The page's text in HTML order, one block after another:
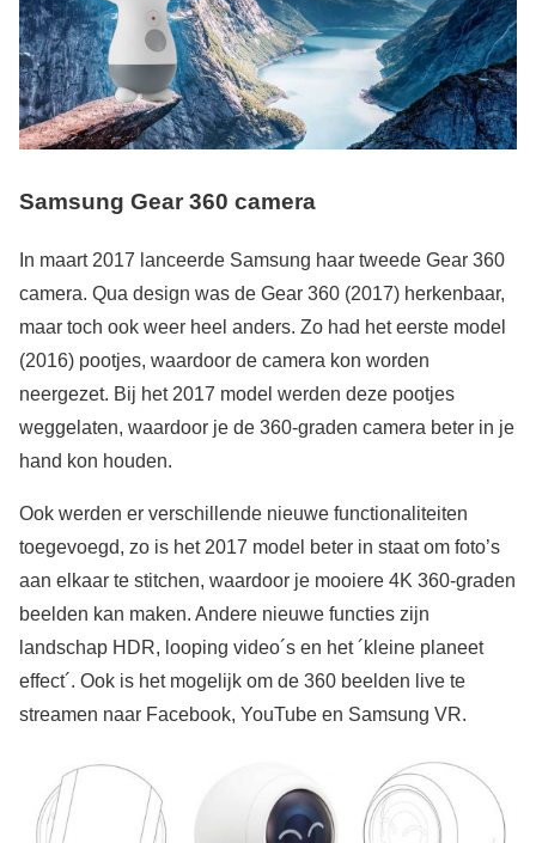
Samsung Gear 360 camera
In maart 2017 lanceerde Samsung haar tweede Gear 360
camera. Qua design was de Gear 360 (2017) herkenbaar,
maar toch ook weer heel anders. Zo had het eerste model
(2016) pootjes, waardoor de camera kon worden
neergezet. Bij het 2017 model werden deze pootjes
weggelaten, waardoor je de 360-graden camera beter in je
hand kon houden.
Ook werden er verschillende nieuwe functionaliteiten
toegevoegd, zo is het 2017 model beter in staat om foto’s
aan elkaar te stitchen, waardoor je mooiere 4K 360-graden
beelden kan maken. Andere nieuwe functies zijn
landschap HDR, looping video´s en het ´kleine planeet
effect´. Ook is het mogelijk om de 360 beelden live te
streamen naar Facebook, YouTube en Samsung VR.